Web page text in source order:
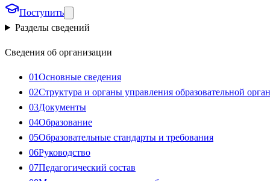
Поступить
Разделы сведений
Сведения об организации
01Основные сведения
02Структура и органы управления образовательной
03Документы
04Образование
05Образовательные стандарты и требования
06Руководство
07Педагогический состав